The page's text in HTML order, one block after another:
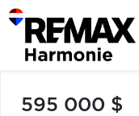
595 000 $